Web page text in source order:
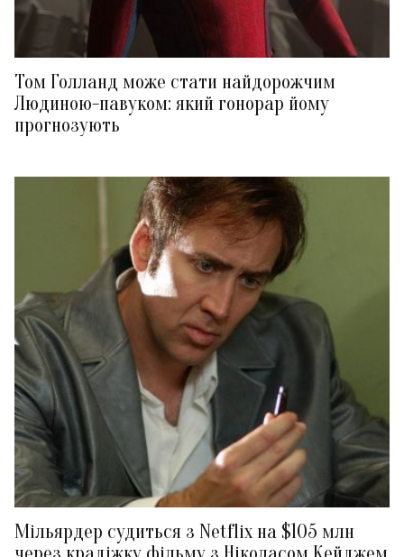
Том Голланд може стати найдорожчим
Людиною-павуком: який гонорар йому
прогнозують
Мільярдер судиться з Netflix на $105 млн